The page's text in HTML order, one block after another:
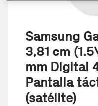
Samsung
3,81 cm
mm Digital
Pantalla
(satélite)